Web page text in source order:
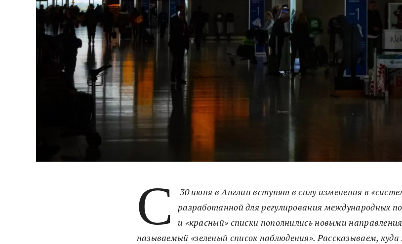
С
30 июня в Англии вступят в силу изменения в
разработанной для регулирования международных
и «красный» списки пополнились новыми
называемый «зеленый список наблюдения». Рассказываем,